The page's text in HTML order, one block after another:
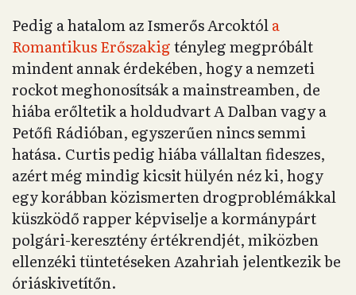
Pedig a hatalom az Ismerős Arcoktóla
Romantikus Erőszakigtényleg megpróbált
mindent annak érdekében, hogy a nemzeti
rockot meghonosítsák a mainstreamben, de
hiába erőltetik a holdudvart A Dalban vagy a
Petőfi Rádióban, egyszerűen nincs semmi
hatása. Curtis pedig hiába vállaltan fideszes,
azért még mindig kicsit hülyén néz ki, hogy
egy korábban közismerten drogproblémákkal
küszködő rapper képviselje a kormánypárt
polgári-keresztény értékrendjét, miközben
ellenzéki tüntetéseken Azahriah jelentkezik be
óriáskivetítőn.